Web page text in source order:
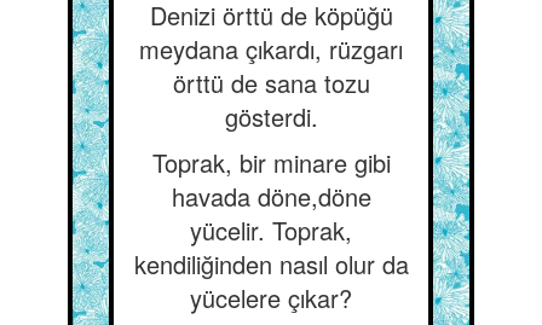
Denizi örttü de köpüğü
meydana çıkardı, rüzgarı
örttü de sana tozu
gösterdi.
Toprak, bir minare gibi
havada döne,döne
yücelir. Toprak,
kendiliğinden nasıl olur da
yücelere çıkar?